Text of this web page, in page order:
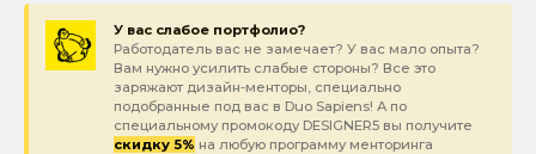
У вас слабое портфолио?
Работодатель вас не замечает? У вас мало опыта?
Вам нужно усилить слабые стороны? Все это
заряжают дизайн-менторы, специально
подобранные под вас в Duo Sapiens! А по
специальному промокоду DESIGNER5 вы получите
скидку 5% на любую программу менторинга